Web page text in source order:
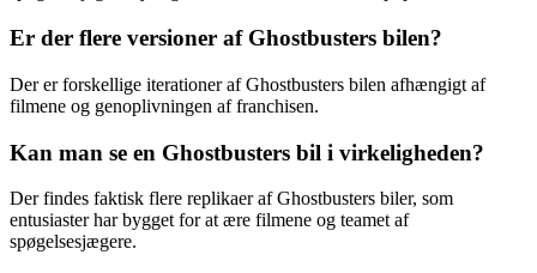
Er der flere versioner af Ghostbusters bilen?
Der er forskellige iterationer af Ghostbusters bilen afhængigt af
filmene og genoplivningen af franchisen.
Kan man se en Ghostbusters bil i virkeligheden?
Der findes faktisk flere replikaer af Ghostbusters biler, som
entusiaster har bygget for at ære filmene og teamet af
spøgelsesjægere.